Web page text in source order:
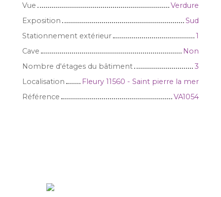
Vue
Verdure
Exposition
Sud
Stationnement extérieur
1
Cave
Non
Nombre d'étages du bâtiment
3
Localisation
Fleury 11560 - Saint pierre la mer
Référence
VA1054